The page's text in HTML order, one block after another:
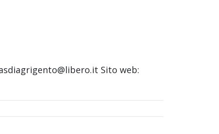
Sito web: